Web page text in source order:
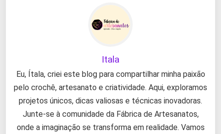
Itala
Eu, Ítala, criei este blog para compartilhar minha paixão
pelo crochê, artesanato e criatividade. Aqui, exploramos
projetos únicos, dicas valiosas e técnicas inovadoras.
Junte-se à comunidade da Fábrica de Artesanatos,
onde a imaginação se transforma em realidade. Vamos